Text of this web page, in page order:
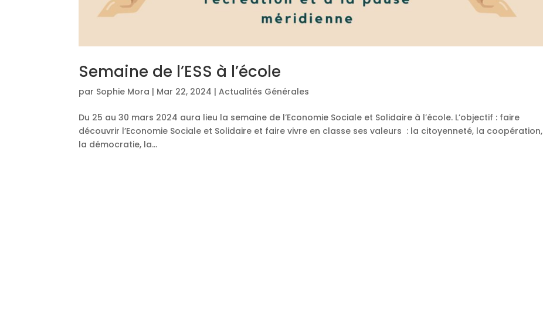
Semaine de l’ESS à l’école
par Sophie Mora | Mar 22, 2024 |Actualités Générales
Du 25 au 30 mars 2024 aura lieu la semaine de l’Economie Sociale et Solidaire à l’école. L’objectif : faire
découvrir l’Economie Sociale et Solidaire et faire vivre en classe ses valeurs : la citoyenneté, la coopération,
la démocratie, la...